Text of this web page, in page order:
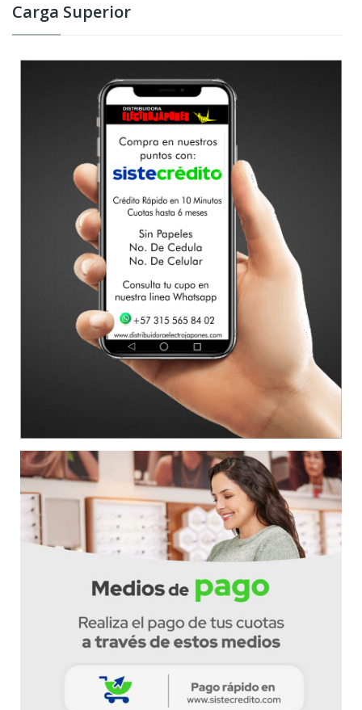
Carga Superior